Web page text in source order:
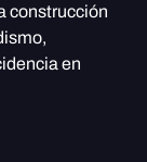
construcción
en